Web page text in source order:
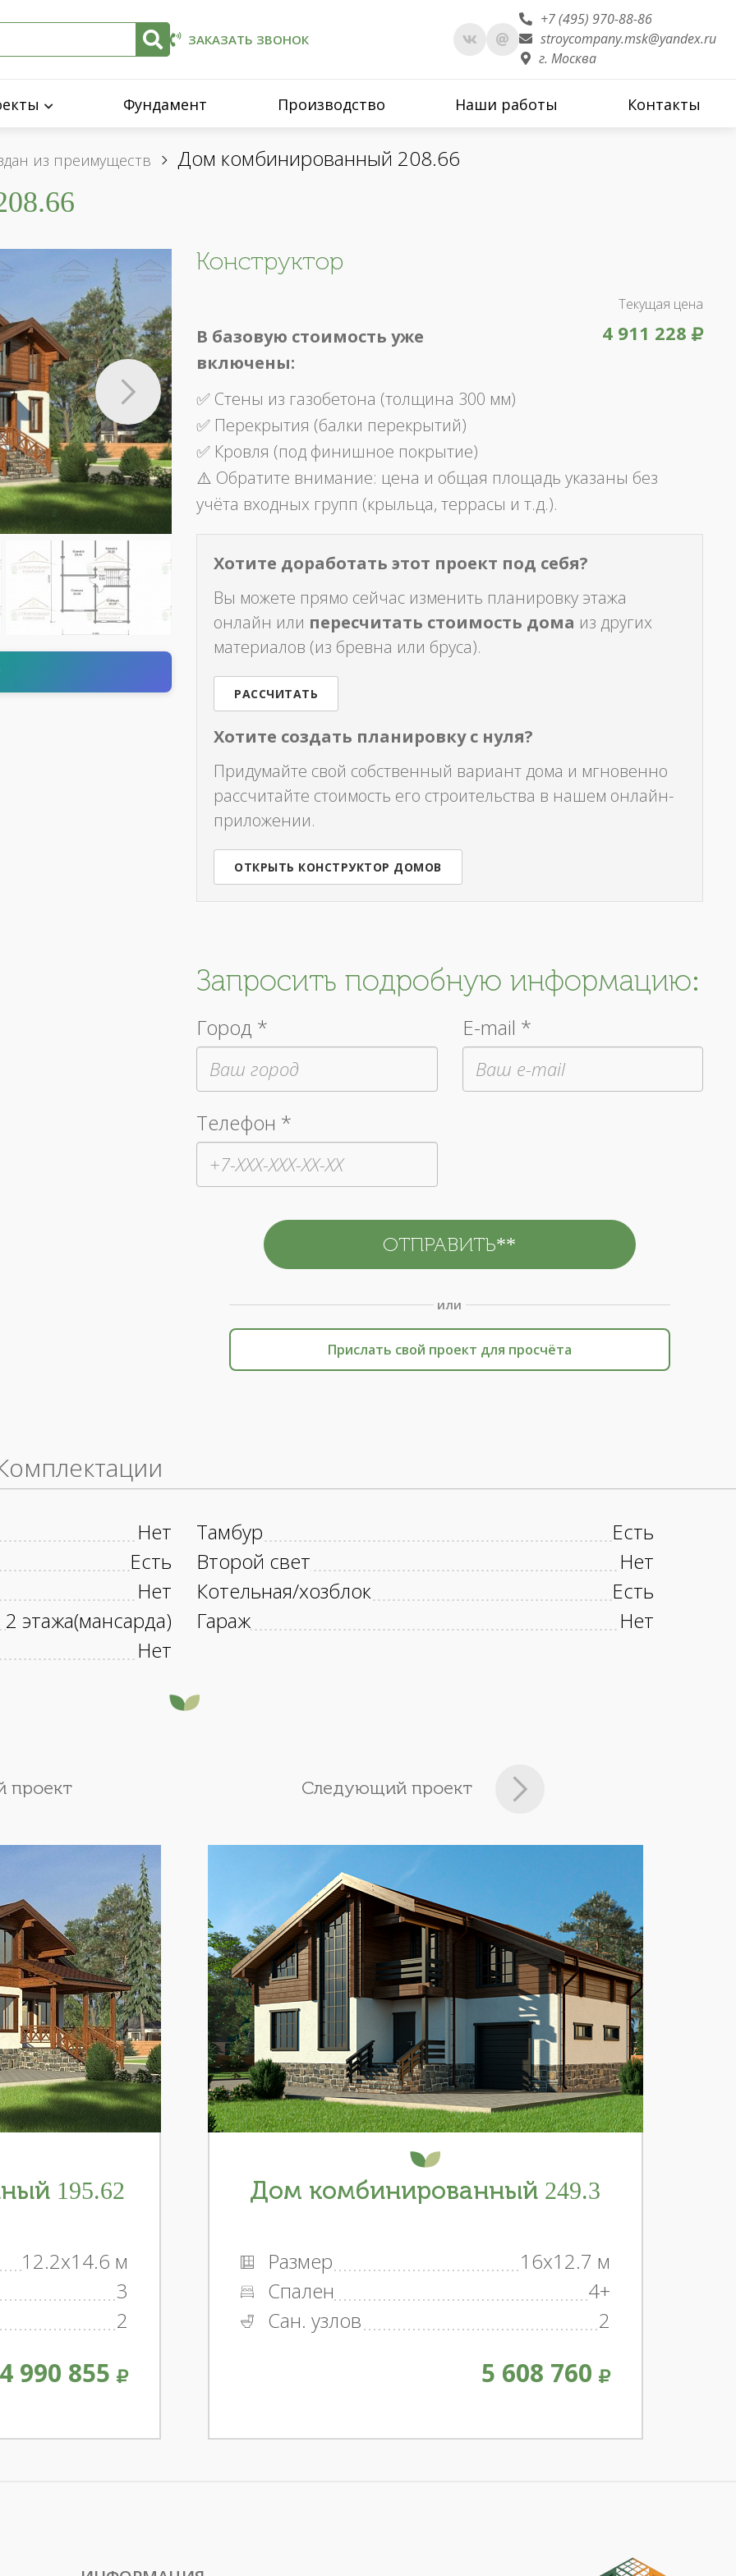
ЗАКАЗАТЬ ЗВОНОК
+7 (495) 970-88-86
stroycompany.msk@yandex.ru
г. Москва
Фундамент Производство Наши работы Контакты
из преимуществ Дом комбинированный 208.66
Конструктор
Текущая цена
4 911 228
В базовую стоимость уже
включены:
✅ Стены из газобетона (толщина 300 мм)
✅ Перекрытия (балки перекрытий)
✅ Кровля (под финишное покрытие)
⚠️ Обратите внимание: цена и общая площадь указаны без
учёта входных групп (крыльца, террасы и т.д.).
Хотите доработать этот проект под себя?
Вы можете прямо сейчас изменить планировку этажа
онлайн или пересчитать стоимость дома из других
материалов (из бревна или бруса).
РАССЧИТАТЬ
Хотите создать планировку с нуля?
Придумайте свой собственный вариант дома и мгновенно
рассчитайте стоимость его строительства в нашем онлайн-
приложении.
ОТКРЫТЬ КОНСТРУКТОР ДОМОВ
Запросить подробную информацию:
Город * E-mail *
Телефон *
или
Прислать свой проект для просчёта
Нет
Есть
Нет
2 этажа(мансарда)
Нет
Тамбур
Есть
Второй свет
Нет
Котельная/хозблок
Есть
Гараж
Нет
проект
195.62
12.2x14.6 м
3
2
4 990 855
Следующий проект
Дом комбинированный 249.3
Размер
16x12.7 м
Спален
4+
Сан. узлов
2
5 608 760